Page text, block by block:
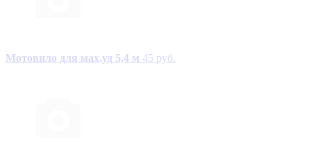
Мотовило для мах,уд 5,4 м 45 руб.